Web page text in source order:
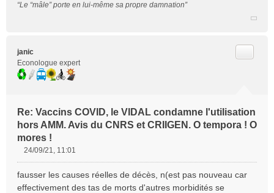
“Le “mâle” porte en lui-même sa propre damnation”
janic
Econologue expert
Re: Vaccins COVID, le VIDAL condamne l'utilisation
hors AMM. Avis du CNRS et CRIIGEN. O tempora ! O
mores !
s
24/09/21, 11:01
fausser les causes réelles de décès, n(est pas nouveau car
effectivement des tas de morts d'autres morbidités se